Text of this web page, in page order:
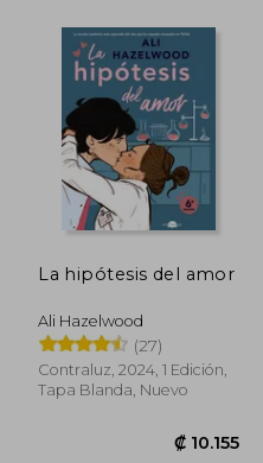
La hipótesis del amor
Ali Hazelwood
(27)
Contraluz, 2024, 1 Edición,
Tapa Blanda, Nuevo